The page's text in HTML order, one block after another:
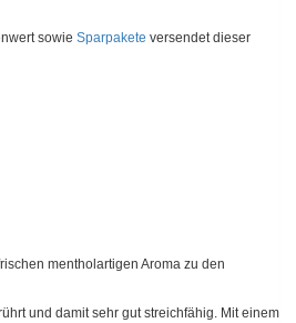
sowie Sparpakete versendet dieser
mentholartigen Aroma zu den
und damit sehr gut streichfähig. Mit einem